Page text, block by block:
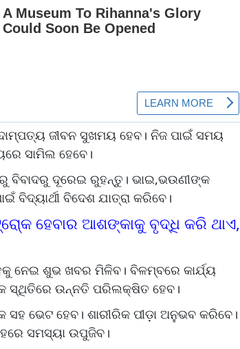
ଜୀବନ ସୁଖମୟ ହେବ। ନିଜ ପାଇଁ ସମୟ
ସାମିଲ ହେବେ।
ବିବାଦରୁ ଦୂରେଇ ରୁହନ୍ତୁ। ଭାଇ,ଭଉଣୀଙ୍କ
ବିଦେଶ ଯାତ୍ରା କରିବେ।
ହେବାର ଆଶଙ୍କାକୁ ବୃଦ୍ଧି କରି ଥାଏ,
ନେଇ ଶୁଭ ଖବର ମିଳିବ। ବିଳମ୍ବରେ କାର୍ଯ୍ୟ
ସ୍ଥିତିରେ ଉନ୍ନତି ପରିଲକ୍ଷିତ ହେବ।
ଭେଟ ହେବ। ଶାରୀରିକ ପୀଡ଼ା ଅନୁଭବ କରିବେ।
ସମସ୍ୟା ଉପୁଜିବ।